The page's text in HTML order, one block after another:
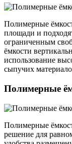
Полимерные
площади и
ограниченным
ёмкости
использование
сыпучих
Полимерные
Полимерные
решение для